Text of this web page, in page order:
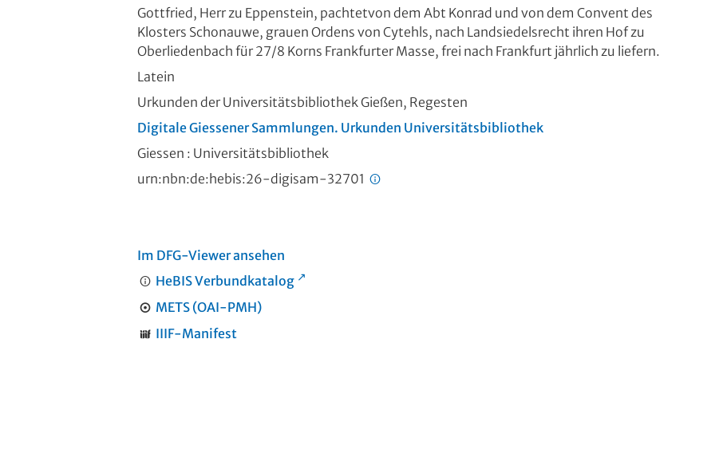
Gottfried, Herr zu Eppenstein, pachtetvon dem Abt Konrad und von dem Convent des
Klosters Schonauwe, grauen Ordens von Cytehls, nach Landsiedelsrecht ihren Hof zu
Oberliedenbach für 27/8 Korns Frankfurter Masse, frei nach Frankfurt jährlich zu liefern.
Latein
Urkunden der Universitätsbibliothek Gießen, Regesten
Digitale Giessener Sammlungen. Urkunden Universitätsbibliothek
Giessen : Universitätsbibliothek
urn:nbn:de:hebis:26-digisam-32701
Im DFG-Viewer ansehen
HeBIS Verbundkatalog
METS (OAI-PMH)
IIIF-Manifest